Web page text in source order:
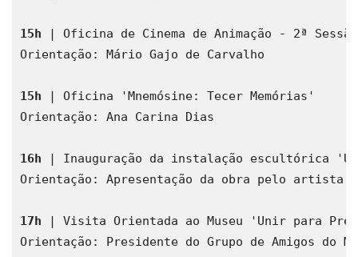
15h | Oficina de Cinema de Animação - 2ª Sessão
Orientação: Mário Gajo de Carvalho
15h | Oficina 'Mnemósine: Tecer Memórias'
Orientação: Ana Carina Dias
16h | Inauguração da instalação escultórica
Orientação: Apresentação da obra pelo artista
17h | Visita Orientada ao Museu 'Unir para
Orientação: Presidente do Grupo de Amigos do